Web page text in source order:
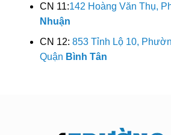
CN 11:142 Hoàng Văn Thụ,
Nhuận
CN 12: 853 Tỉnh Lộ 10,
Quận Bình Tân